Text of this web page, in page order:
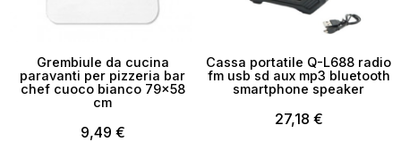
Grembiule da cucina
paravanti per pizzeria bar
chef cuoco bianco 79x58
cm
9,49 €
Cassa portatile Q-L688 radio
fm usb sd aux mp3 bluetooth
smartphone speaker
27,18 €